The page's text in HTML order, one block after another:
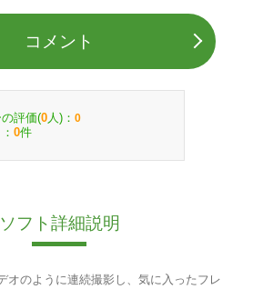
コメント
評価(0 人)： 0
0件
ソフト詳細説明
オのように連続撮影し、気に入ったフレ